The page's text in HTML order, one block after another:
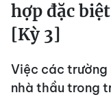
hợp đặc
[Kỳ 3]
Việc các trường
nhà thầu trong